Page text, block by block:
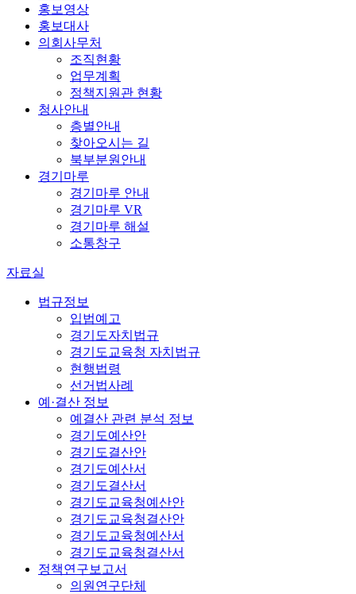
홍보영상
홍보대사
의회사무처
조직현황
업무계획
정책지원관 현황
청사안내
층별안내
찾아오시는 길
북부분원안내
경기마루
경기마루 안내
경기마루 VR
경기마루 해설
소통창구
자료실
법규정보
입법예고
경기도자치법규
경기도교육청 자치법규
현행법령
선거법사례
예·결산 정보
예결산 관련 분석 정보
경기도예산안
경기도결산안
경기도예산서
경기도결산서
경기도교육청예산안
경기도교육청결산안
경기도교육청예산서
경기도교육청결산서
정책연구보고서
의원연구단체